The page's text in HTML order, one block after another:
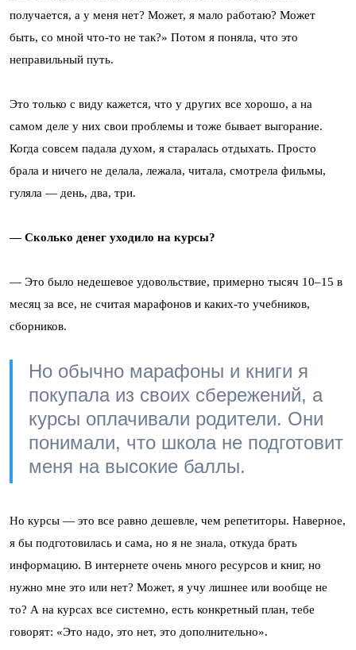
получается, а у меня нет? Может, я мало работаю? Может
быть, со мной что-то не так?» Потом я поняла, что это
неправильный путь.
Это только с виду кажется, что у других все хорошо, а на
самом деле у них свои проблемы и тоже бывает выгорание.
Когда совсем падала духом, я старалась отдыхать. Просто
брала и ничего не делала, лежала, читала, смотрела фильмы,
гуляла — день, два, три.
— Сколько денег уходило на курсы?
— Это было недешевое удовольствие, примерно тысяч 10–15 в
месяц за все, не считая марафонов и каких-то учебников,
сборников.
Но обычно марафоны и книги я
покупала из своих сбережений, а
курсы оплачивали родители. Они
понимали, что школа не подготовит
меня на высокие баллы.
Но курсы — это все равно дешевле, чем репетиторы. Наверное,
я бы подготовилась и сама, но я не знала, откуда брать
информацию. В интернете очень много ресурсов и книг, но
нужно мне это или нет? Может, я учу лишнее или вообще не
то? А на курсах все системно, есть конкретный план, тебе
говорят: «Это надо, это нет, это дополнительно».